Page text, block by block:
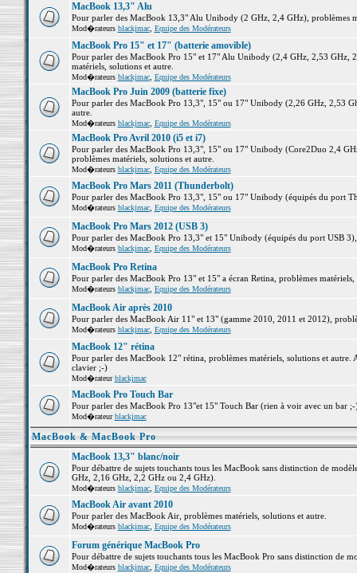
MacBook 13,3" Alu
Pour parler des MacBook 13,3" Alu Unibody (2 GHz, 2,4 GHz), problèmes
Mod�rateurs blackjmac, Equipe des Modérateurs
MacBook Pro 15" et 17" (batterie amovible)
Pour parler des MacBook Pro 15" et 17" Alu Unibody (2,4 GHz, 2,53 GHz,
matériels, solutions et autre.
Mod�rateurs blackjmac, Equipe des Modérateurs
MacBook Pro Juin 2009 (batterie fixe)
Pour parler des MacBook Pro 13,3", 15" ou 17" Unibody (2,26 GHz, 2,53
autre.
Mod�rateurs blackjmac, Equipe des Modérateurs
MacBook Pro Avril 2010 (i5 et i7)
Pour parler des MacBook Pro 13,3", 15" ou 17" Unibody (Core2Duo 2,4
problèmes matériels, solutions et autre.
Mod�rateurs blackjmac, Equipe des Modérateurs
MacBook Pro Mars 2011 (Thunderbolt)
Pour parler des MacBook Pro 13,3", 15" ou 17" Unibody (équipés du port
Mod�rateurs blackjmac, Equipe des Modérateurs
MacBook Pro Mars 2012 (USB 3)
Pour parler des MacBook Pro 13,3" et 15" Unibody (équipés du port USB
Mod�rateurs blackjmac, Equipe des Modérateurs
MacBook Pro Retina
Pour parler des MacBook Pro 13" et 15" a écran Retina, problèmes matériels,
Mod�rateurs blackjmac, Equipe des Modérateurs
MacBook Air après 2010
Pour parler des MacBook Air 11" et 13" (gamme 2010, 2011 et 2012),
Mod�rateurs blackjmac, Equipe des Modérateurs
MacBook 12" rétina
Pour parler des MacBook 12" rétina, problèmes matériels, solutions et
clavier ;-)
Mod�rateurblackjmac
MacBook Pro Touch Bar
Pour parler des MacBook Pro 13"et 15" Touch Bar (rien à voir avec un bar
Mod�rateurblackjmac
MacBook & MacBook Pro
MacBook 13,3" blanc/noir
Pour débattre de sujets touchants tous les MacBook sans distinction de
GHz, 2,16 GHz, 2,2 GHz ou 2,4 GHz).
Mod�rateurs blackjmac, Equipe des Modérateurs
MacBook Air avant 2010
Pour parler des MacBook Air, problèmes matériels, solutions et autre.
Mod�rateurs blackjmac, Equipe des Modérateurs
Forum générique MacBook Pro
Pour débattre de sujets touchants tous les MacBook Pro sans distinction de
Mod�rateurs blackjmac, Equipe des Modérateurs